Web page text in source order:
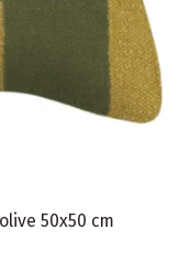
50x50 cm